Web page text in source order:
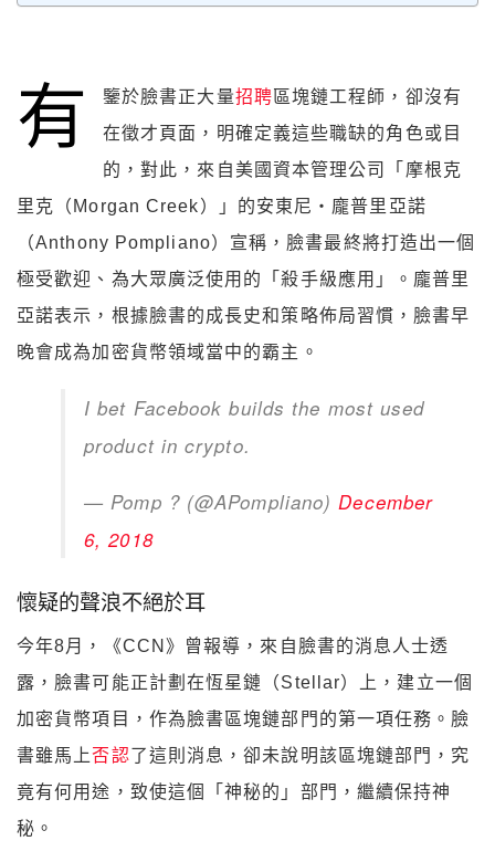
有 鑒於臉書正大量招聘區塊鏈工程師，卻沒有
在徵才頁面，明確定義這些職缺的角色或目
的，對此，來自美國資本管理公司「摩根克
里克（Morgan Creek）」的安東尼・龐普里亞諾
（Anthony Pompliano）宣稱，臉書最終將打造出一個
極受歡迎、為大眾廣泛使用的「殺手級應用」。龐普里
亞諾表示，根據臉書的成長史和策略佈局習慣，臉書早
晚會成為加密貨幣領域當中的霸主。
I bet Facebook builds the most used
product in crypto.
— Pomp ? (@APompliano)December
6, 2018
懷疑的聲浪不絕於耳
今年8月，《CCN》曾報導，來自臉書的消息人士透
露，臉書可能正計劃在恆星鏈（Stellar）上，建立一個
加密貨幣項目，作為臉書區塊鏈部門的第一項任務。臉
書雖馬上否認了這則消息，卻未說明該區塊鏈部門，究
竟有何用途，致使這個「神秘的」部門，繼續保持神
秘。